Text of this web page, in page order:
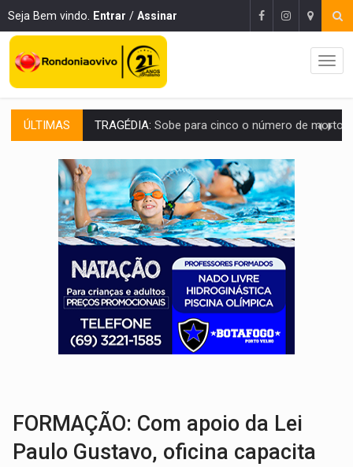
Seja Bem vindo. Entrar / Assinar
ÚLTIMAS TRANSPORTE DE ARROZ:MPF assegura cumprimento da legislação sobre transporte
DEEPFAKE:Sancionada lei contra violência sexual infantil na
COLEGIADO:Brasil e Rússia discutem energia nuclear, defesa e
URGENTE:Colisão entre caminhão e carro deixa quatro mortos e um em
Amazônia Negra ganha projeção nacional com participação de
PREVISÃO:Porto Velho tem chances de chuvas isoladas nesta
SINDICATOS UNIDOS:Assembleia Geral delibera greve da educação
PROCESSO SELETIVO: Rondoniaovivo abre oficina de Comunicação com
TRAGÉDIA:
FORMAÇÃO: Com apoio da Lei
Paulo Gustavo, oficina capacita